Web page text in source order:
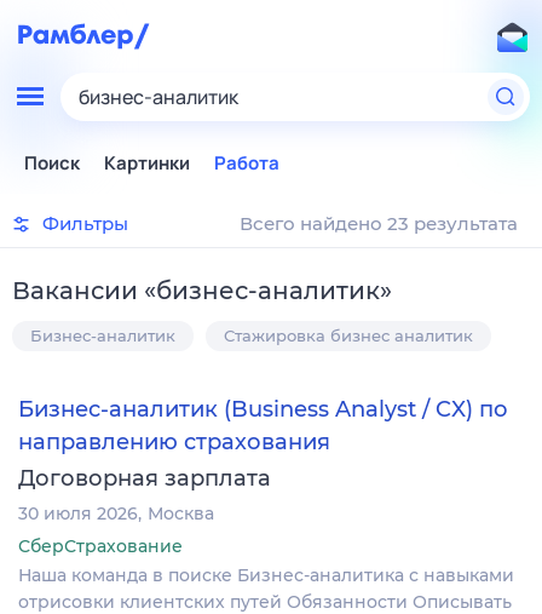
бизнес-аналитик
Поиск Картинки Работа
Фильтры Всего найдено 23 результата
Вакансии «бизнес-аналитик»
Бизнес-аналитик Стажировка бизнес аналитик
Бизнес-аналитик (Business Analyst / CX) по
направлению страхования
Договорная зарплата
30 июля 2026 Москва
СберСтрахование
Наша команда в поиске Бизнес-аналитика с навыками
отрисовки клиентских путей Обязанности Описывать